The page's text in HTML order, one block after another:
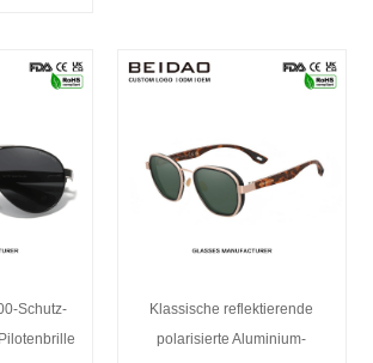
Schutz-
Klassische reflektierende
polarisierte Aluminium-